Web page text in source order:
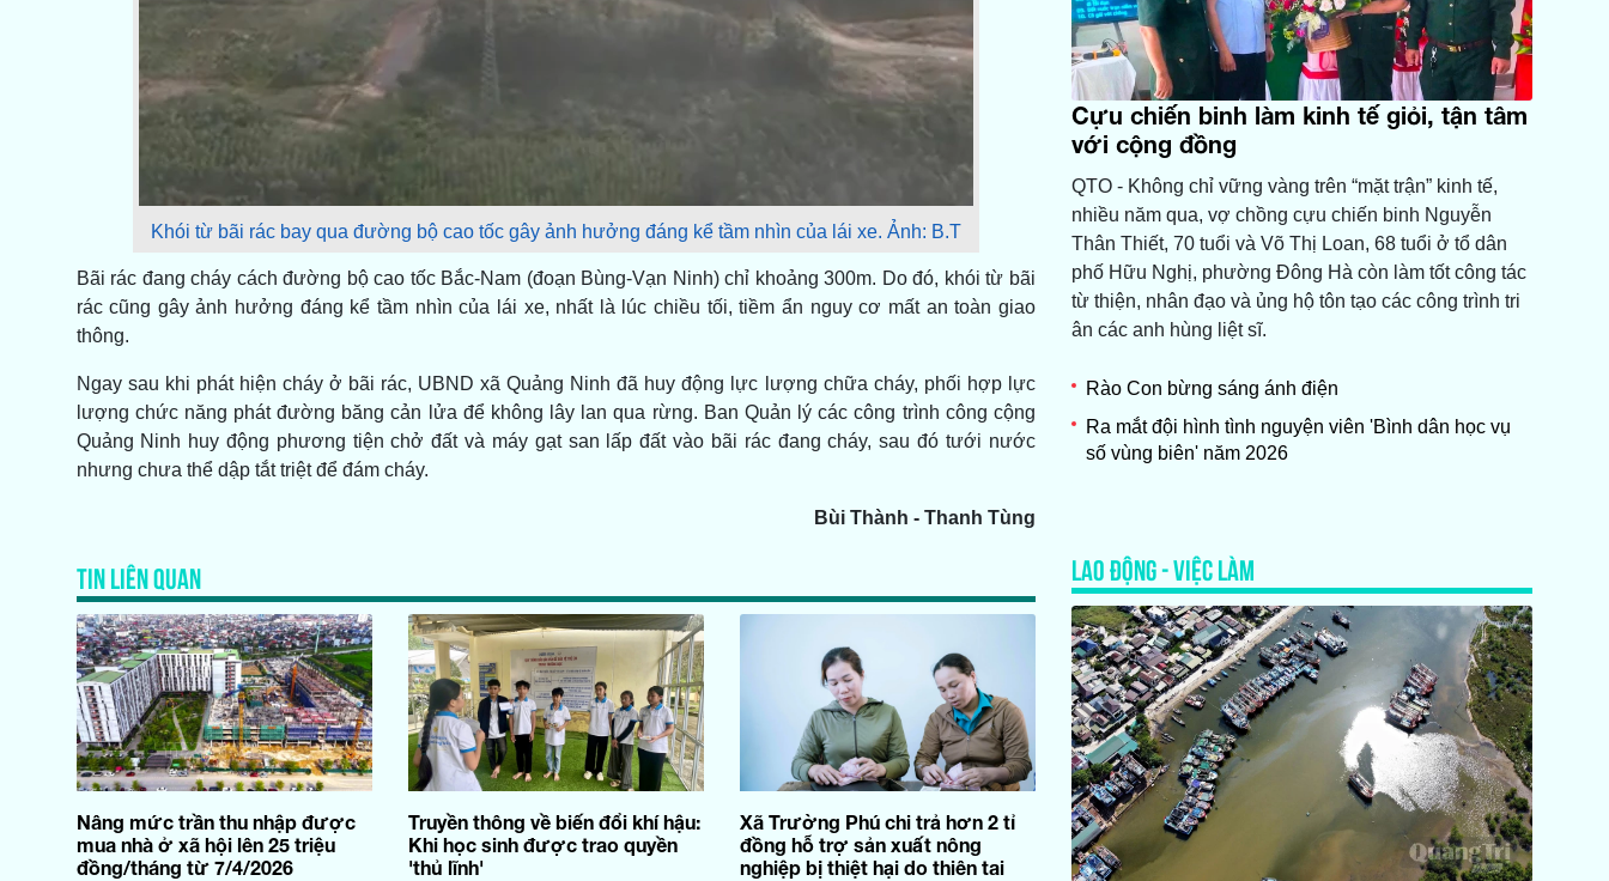
Khói từ bãi rác bay qua đường bộ cao tốc gây ảnh hưởng đáng kể tầm nhìn của lái xe. Ảnh: B.T
Bãi rác đang cháy cách đường bộ cao tốc Bắc-Nam (đoạn Bùng-Vạn Ninh) chỉ khoảng 300m. Do đó, khói từ bãi
rác cũng gây ảnh hưởng đáng kể tầm nhìn của lái xe, nhất là lúc chiều tối, tiềm ẩn nguy cơ mất an toàn giao
thông.
Ngay sau khi phát hiện cháy ở bãi rác, UBND xã Quảng Ninh đã huy động lực lượng chữa cháy, phối hợp lực
lượng chức năng phát đường băng cản lửa để không lây lan qua rừng. Ban Quản lý các công trình công cộng
Quảng Ninh huy động phương tiện chở đất và máy gạt san lấp đất vào bãi rác đang cháy, sau đó tưới nước
nhưng chưa thể dập tắt triệt để đám cháy.
Bùi Thành - Thanh Tùng
TIN LIÊN QUAN
Nâng mức trần thu nhập được
mua nhà ở xã hội lên 25 triệu
đồng/tháng từ 7/4/2026
Truyền thông về biến đổi khí hậu:
Khi học sinh được trao quyền
'thủ lĩnh'
Xã Trường Phú chi trả hơn 2 tỉ
đồng hỗ trợ sản xuất nông
nghiệp bị thiệt hại do thiên tai
Cựu chiến binh làm kinh tế giỏi, tận tâm
với cộng đồng
QTO - Không chỉ vững vàng trên “mặt trận” kinh tế,
nhiều năm qua, vợ chồng cựu chiến binh Nguyễn
Thân Thiết, 70 tuổi và Võ Thị Loan, 68 tuổi ở tổ dân
phố Hữu Nghị, phường Đông Hà còn làm tốt công tác
từ thiện, nhân đạo và ủng hộ tôn tạo các công trình tri
ân các anh hùng liệt sĩ.
Rào Con bừng sáng ánh điện
Ra mắt đội hình tình nguyện viên 'Bình dân học vụ
số vùng biên' năm 2026
LAO ĐỘNG - VIỆC LÀM